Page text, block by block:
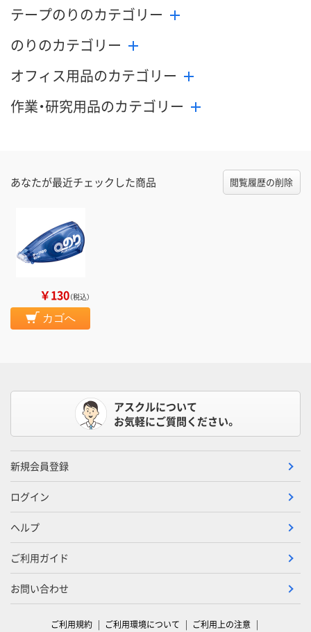
テープのりのカテゴリー
のりのカテゴリー
オフィス用品のカテゴリー
作業・研究用品のカテゴリー
あなたが最近チェックした商品 閲覧履歴の削除
￥130（税込）
カゴへ
アスクルについて
お気軽にご質問ください。
新規会員登録
ログイン
ヘルプ
ご利用ガイド
お問い合わせ
ご利用規約 ご利用環境について ご利用上の注意